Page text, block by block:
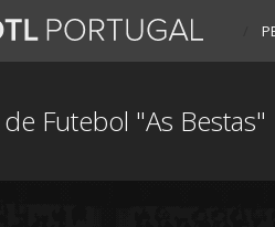
Futebol "As Bestas"